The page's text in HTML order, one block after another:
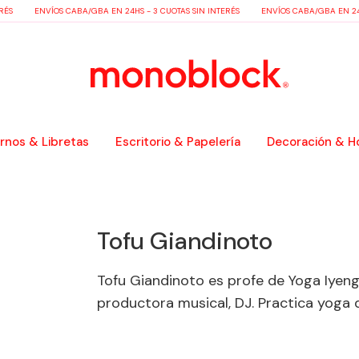
ENVÍOS CABA/GBA EN 24HS - 3 CUOTAS SIN INTERÉS ENVÍOS CABA/GBA EN
& Libretas Escritorio & Papelería Decoración &
Tofu Giandinoto
Tofu Giandinoto es profe de Yoga
productora musical, DJ. Practica yoga